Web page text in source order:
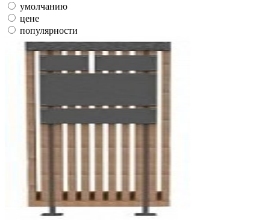
умолчанию
цене
популярности